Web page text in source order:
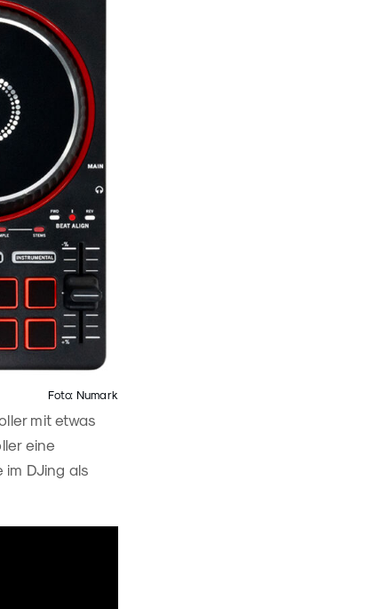
Foto: Numark
mit etwas
eine
DJing als